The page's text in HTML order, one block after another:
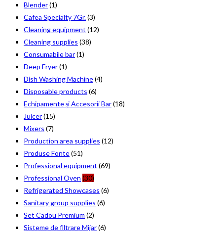
Blender(1)
Cafea Specialty 7Gr.(3)
Cleaning equipment (12)
Cleaning supplies (38)
Consumabile bar(1)
Deep Fryer(1)
Dish Washing Machine(4)
Disposable products (6)
Echipamente și Accesorii Bar(18)
Juicer(15)
Mixers (7)
Production area supplies (12)
Produse Fonte(51)
Professional equipment (69)
Professional Oven (30)
Refrigerated Showcases (6)
Sanitary group supplies (6)
Set Cadou Premium (2)
Sisteme de filtrare Mijar(6)